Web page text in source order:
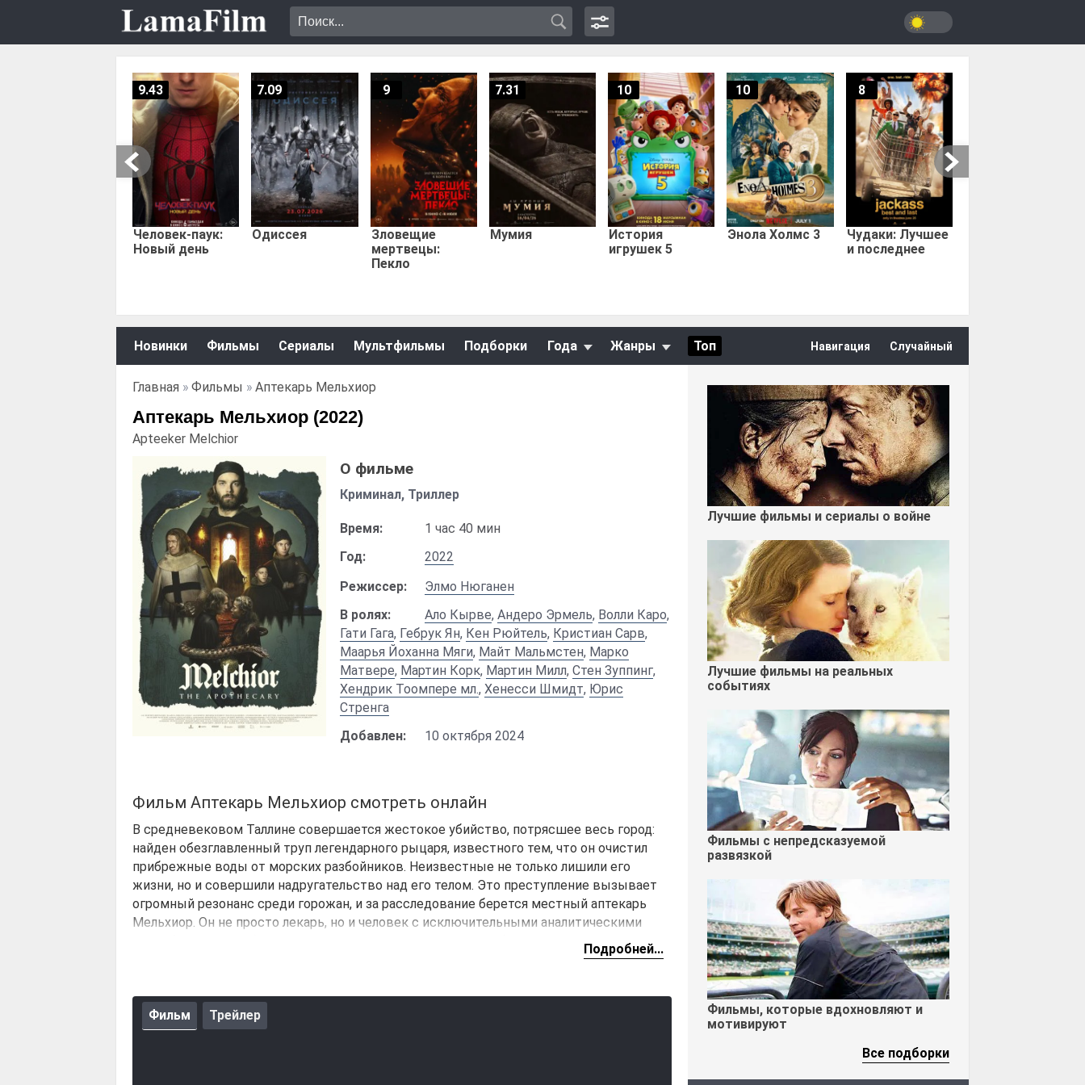
Человек-паук:
Новый день
9.43
Одиссея
7.09
Зловещие
мертвецы:
Пекло
9
Мумия
7.31
История
игрушек 5
10
Энола Холмс 3
10
Чудаки: Лучшее
и последнее
8
Новинки Фильмы Сериалы Мультфильмы Подборки Года Жанры Топ Навигация Случайный
Главная » Фильмы » Аптекарь Мельхиор
Аптекарь Мельхиор (2022)
Apteeker Melchior
О фильме
Криминал, Триллер
Время:
1 час 40 мин
Год:
2022
Режиссер:
Элмо Нюганен
В ролях:
Ало Кырве, Андеро Эрмель, Волли Каро,
Гати Гага, Гебрук Ян, Кен Рюйтель, Кристиан Сарв,
Маарья Йоханна Мяги, Майт Мальмстен, Марко
Матвере, Мартин Корк, Мартин Милл, Стен Зуппинг,
Хендрик Тоомпере мл., Хенесси Шмидт, Юрис
Стренга
Добавлен:
10 октября 2024
Фильм Аптекарь Мельхиор смотреть онлайн
В средневековом Таллине совершается жестокое убийство, потрясшее весь город:
найден обезглавленный труп легендарного рыцаря, известного тем, что он очистил
прибрежные воды от морских разбойников. Неизвестные не только лишили его
жизни, но и совершили надругательство над его телом. Это преступление вызывает
огромный резонанс среди горожан, и за расследование берется местный аптекарь
Мельхиор. Он не просто лекарь, но и человек с исключительными аналитическими
способностями и обширными связями в различных слоях общества, что позволяет
некую загадочную личность, известную как «узник Таллина». Этот таинственный
человек связан с многолетними секретами и интригами, которые глубоко
Подробней...
Фильм Трейлер
Лучшие фильмы и сериалы о войне
Лучшие фильмы на реальных
событиях
Фильмы с непредсказуемой
развязкой
Фильмы, которые вдохновляют и
мотивируют
Все подборки